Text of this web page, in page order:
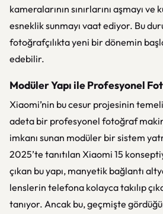
kameralarının sınırlarını aşmayı ve
esneklik sunmayı vaat ediyor. Bu
fotoğrafçılıkta yeni bir dönemin
edebilir.
Modüler Yapı ile Profesyonel
Xiaomi’nin bu cesur projesinin
adeta bir profesyonel fotoğraf
imkanı sunan modüler bir sistem
2025’te tanıtılan Xiaomi 15
çıkan bu yapı, manyetik bağlantı
lenslerin telefona kolayca takılıp
tanıyor. Ancak bu, geçmişte